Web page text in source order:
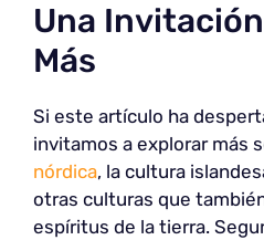
Una
Más
Si este artículo ha
invitamos a explorar más
nórdica, la cultura
otras culturas que
espíritus de la tierra.